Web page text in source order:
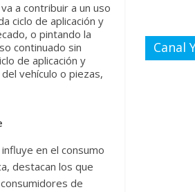
a contribuir a un uso
ciclo de aplicación y
o pintando la
continuado sin
de aplicación y
vehículo o piezas,
en el consumo
destacan los que
de
Canal